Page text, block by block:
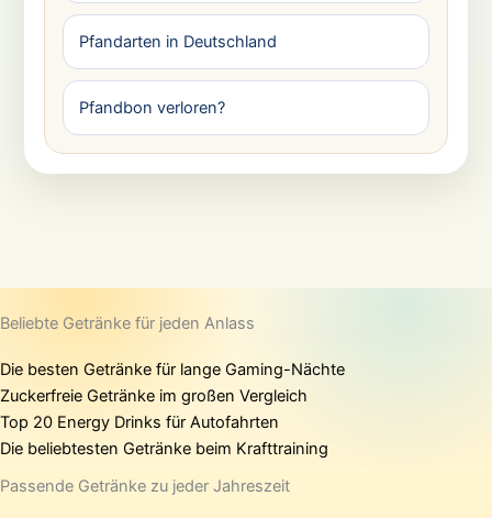
Pfandarten in Deutschland
Pfandbon verloren?
Beliebte Getränke für jeden Anlass
Die besten Getränke für lange Gaming-Nächte
Zuckerfreie Getränke im großen Vergleich
Top 20 Energy Drinks für Autofahrten
Die beliebtesten Getränke beim Krafttraining
Passende Getränke zu jeder Jahreszeit